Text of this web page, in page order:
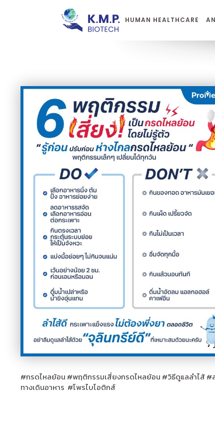
HUMAN HEALTHCARE
#กรดไหลย้อน #พฤติกรรมเสี่ยงกรดไหลย้อน #วิธีดูแลลำไส้#
ทางเดินอาหาร #โพรไบโอติกส์